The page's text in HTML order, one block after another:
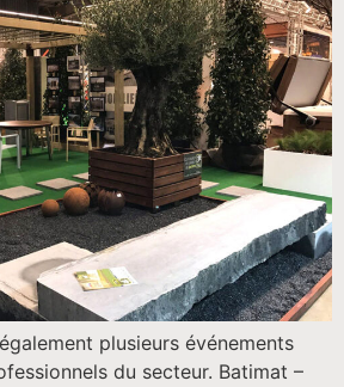
plusieurs événements
du secteur. Batimat –